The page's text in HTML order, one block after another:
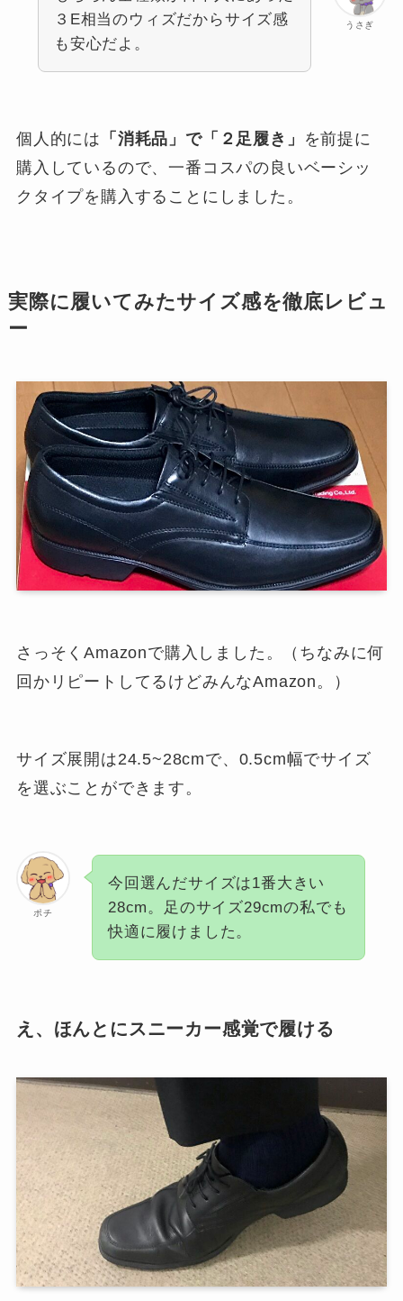
うさぎ
３E相当のウィズだからサイズ感
も安心だよ。
個人的には 「消耗品」で「２足履き」
を前提に
購入しているので、一番コスパの良いベーシッ
クタイプを購入することにしました。
実際に履いてみたサイズ感を徹底レビュ
ー
さっそくAmazonで購入しました。（ちなみに何
回かリピートしてるけどみんなAmazon。）
サイズ展開は24.5~28cmで、0.5cm幅でサイズ
を選ぶことができます。
ポチ
今回選んだサイズは1番大きい
28cm。足のサイズ29cmの私でも
快適に履けました。
え、ほんとにスニーカー感覚で履ける